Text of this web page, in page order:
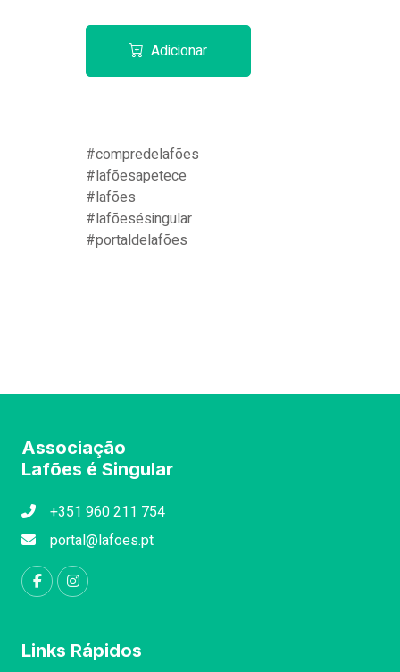
Adicionar
#compredelafões
#lafõesapetece
#lafões
#lafõesésingular
#portaldelafões
Associação
Lafões é Singular
+351 960 211 754
portal@lafoes.pt
Links Rápidos